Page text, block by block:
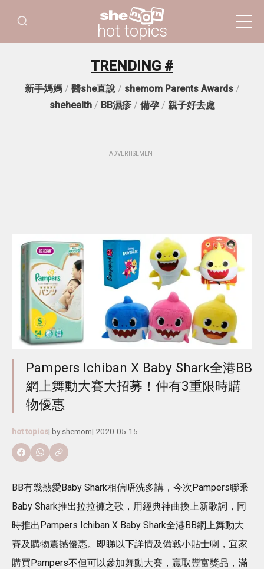
hot topics
TRENDING #
新手媽媽/ 醫she直說/ shemom Parents Awards/
shehealth/ BB濕疹/ 備孕/ 親子好去處
ADVERTISEMENT
Pampers Ichiban X Baby Shark全港BB
網上舞動大賽大招募！仲有3重限時購
物優惠
hot topics| by shemom| 2020-05-15
BB有幾熱愛Baby Shark相信唔洗多講，今次Pampers聯乘
Baby Shark推出拉拉褲之歌，用經典神曲換上新歌詞，同
時推出Pampers Ichiban X Baby Shark全港BB網上舞動大
賽及購物震撼優惠。即睇以下詳情及備戰小貼士喇，宜家
購買Pampers不但可以參加舞動大賽，贏取豐富獎品，滿